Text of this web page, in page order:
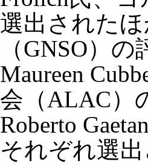
選出された
（GNSO）
Maureen
会（ALAC）
Roberto
それぞれ選